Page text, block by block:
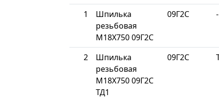
1
Шпилька
резьбовая
М18Х750 09Г2С
09Г2С -
2
Шпилька
резьбовая
М18Х750 09Г2С
ТД1
09Г2С